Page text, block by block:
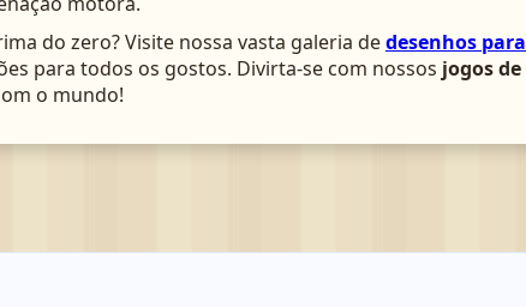
do zero? Visite nossa vasta galeria dedesenhos para
para todos os gostos. Divirta-se com nossos jogos de
o mundo!